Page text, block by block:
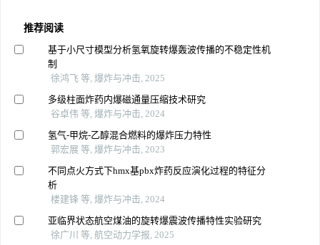
推荐阅读
基于小尺寸模型分析氢氧旋转爆轰波传播的不稳定性机
制
徐鸿飞 等, 爆炸与冲击, 2025
多级柱面炸药内爆磁通量压缩技术研究
谷卓伟 等, 爆炸与冲击, 2024
氢气-甲烷-乙醇混合燃料的爆炸压力特性
郭宏展 等, 爆炸与冲击, 2023
不同点火方式下hmx基pbx炸药反应演化过程的特征分
析
楼建锋 等, 爆炸与冲击, 2024
亚临界状态航空煤油的旋转爆震波传播特性实验研究
徐广川 等, 航空动力学报, 2025